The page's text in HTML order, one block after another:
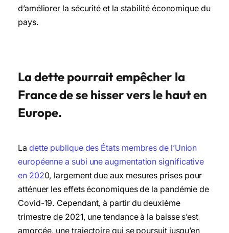
d’améliorer la sécurité et la stabilité économique du
pays.
La dette pourrait empêcher la
France de se hisser vers le haut en
Europe.
La dette publique des États membres de l’Union
européenne a subi une augmentation significative
en 2020, largement due aux mesures prises pour
atténuer les effets économiques de la pandémie de
Covid-19. Cependant, à partir du deuxième
trimestre de 2021, une tendance à la baisse s’est
amorcée, une trajectoire qui se poursuit jusqu’en